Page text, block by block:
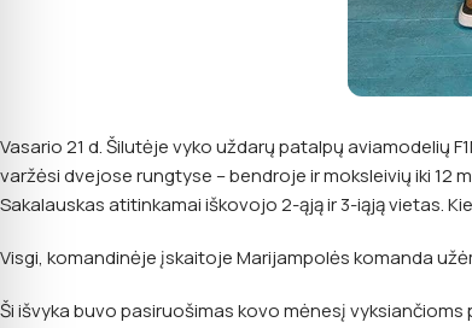
Vasario 21 d. Šilutėje vyko uždarų patalpų aviamodelių
varžėsi dvejose rungtyse – bendroje ir moksleivių iki 12
Sakalauskas atitinkamai iškovojo 2-ąją ir 3-iąją vietas.
Visgi, komandinėje įskaitoje Marijampolės komanda
Ši išvyka buvo pasiruošimas kovo mėnesį